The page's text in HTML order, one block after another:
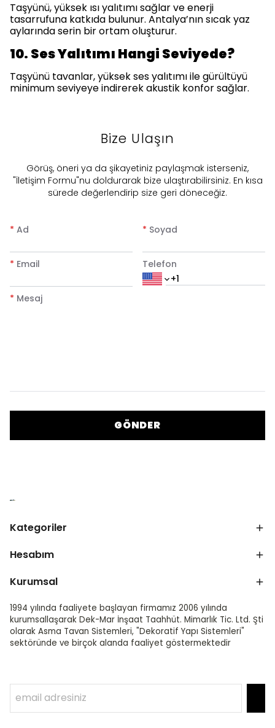
Taşyünü, yüksek ısı yalıtımı sağlar ve enerji
tasarrufuna katkıda bulunur. Antalya’nın sıcak yaz
aylarında serin bir ortam oluşturur.
10. Ses Yalıtımı Hangi Seviyede?
Taşyünü tavanlar, yüksek ses yalıtımı ile gürültüyü
minimum seviyeye indirerek akustik konfor sağlar.
Bize Ulaşın
​Görüş, öneri ya da şikayetiniz paylaşmak isterseniz,
"İletişim Formu"nu doldurarak bize ulaştırabilirsiniz. En kısa
sürede değerlendirip size geri döneceğiz.
* Ad * Soyad
* Email Telefon
* Mesaj
GÖNDER
Kategoriler
Hesabım
Kurumsal
1994 yılında faaliyete başlayan firmamız 2006 yılında
kurumsallaşarak Dek-Mar İnşaat Taahhüt. Mimarlık Tic. Ltd. Şti
olarak Asma Tavan Sistemleri, "Dekoratif Yapı Sistemleri"
sektöründe ve birçok alanda faaliyet göstermektedir